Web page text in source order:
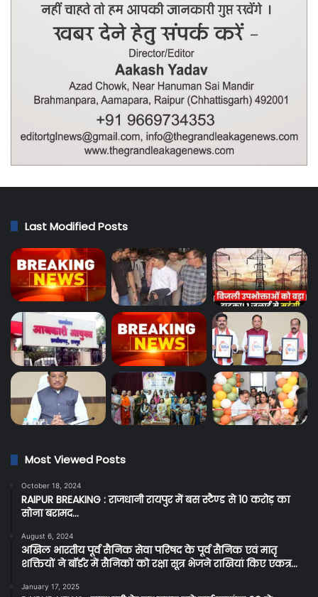
Last Modified Posts
Most Viewed Posts
October 18, 2024
RAIPUR BREAKING : राजधानी रायपुर में बस स्टैण्ड से 10 करोड़ का
सोना बरामद…
August 6, 2024
अखिल भारतीय पूर्व सैनिक सेवा परिषद के पूर्व सैनिक एवं मातृ
शक्तियों ने बॉर्डर में सैनिकों को रक्षा सूत्र भेजने राखियां किए एकत्र…
January 17, 2025